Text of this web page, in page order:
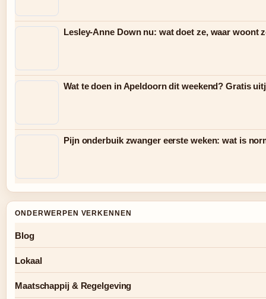
Lesley-Anne Down nu: wat doet ze, waar woont
Wat te doen in Apeldoorn dit weekend? Gratis
Pijn onderbuik zwanger eerste weken: wat is
ONDERWERPEN VERKENNEN
Blog
Lokaal
Maatschappij & Regelgeving